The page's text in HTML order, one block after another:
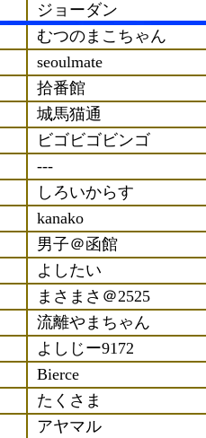
ジョーダン
むつのまこちゃん
seoulmate
拾番館
城馬猫通
ビゴビゴビンゴ
---
しろいからす
kanako
男子＠函館
よしたい
まさまさ＠2525
流離やまちゃん
よしじー9172
Bierce
たくさま
アヤマル